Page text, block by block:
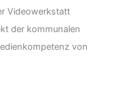
Videowerkstatt
der kommunalen
von